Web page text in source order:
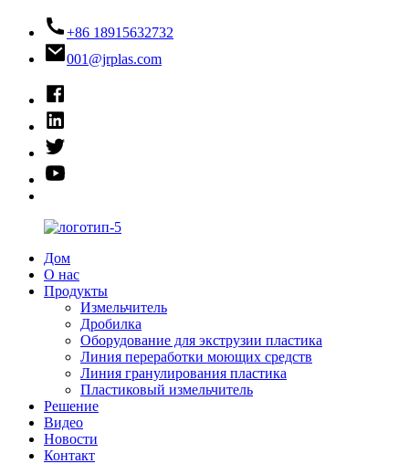
+86 18915632732
001@jrplas.com
Дом
О нас
Продукты
Измельчитель
Дробилка
Оборудование для экструзии пластика
Линия переработки моющих средств
Линия гранулирования пластика
Пластиковый измельчитель
Решение
Видео
Новости
Контакт